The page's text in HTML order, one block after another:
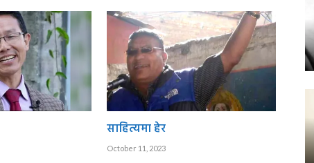
साहित्यमा हेर
October 11, 2023